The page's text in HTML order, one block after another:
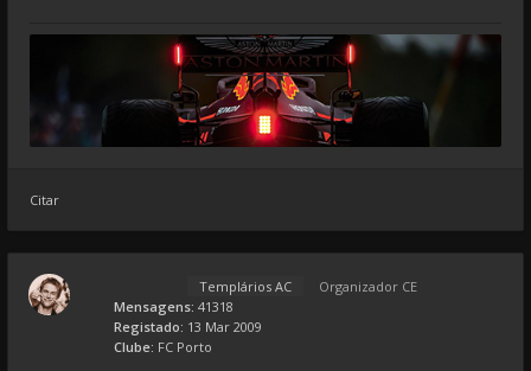
Citar
Templários AC
Organizador CE
Mensagens: 41318
Registado: 13 Mar 2009
Clube: FC Porto